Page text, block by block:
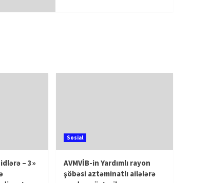
– 3»
Sosial
AVMVİB-in Yardımlı rayon
şöbəsi aztəminatlı ailələrə